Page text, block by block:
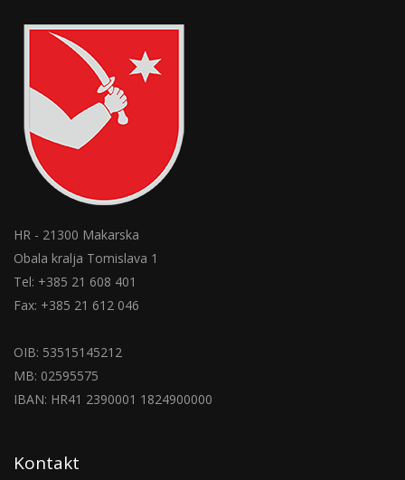
HR - 21300 Makarska
Obala kralja Tomislava 1
Tel: +385 21 608 401
Fax: +385 21 612 046
OIB: 53515145212
MB: 02595575
IBAN: HR41 2390001 1824900000
Kontakt